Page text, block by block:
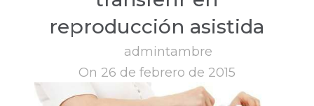
reproducción asistida
admintambre
On 26 de febrero de 2015